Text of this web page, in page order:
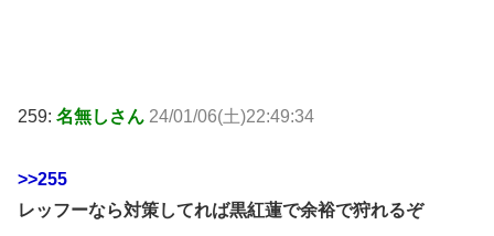
259: 名無しさん 24/01/06(土)22:49:34
>>255
レッフーなら対策してれば黒紅蓮で余裕で狩れるぞ